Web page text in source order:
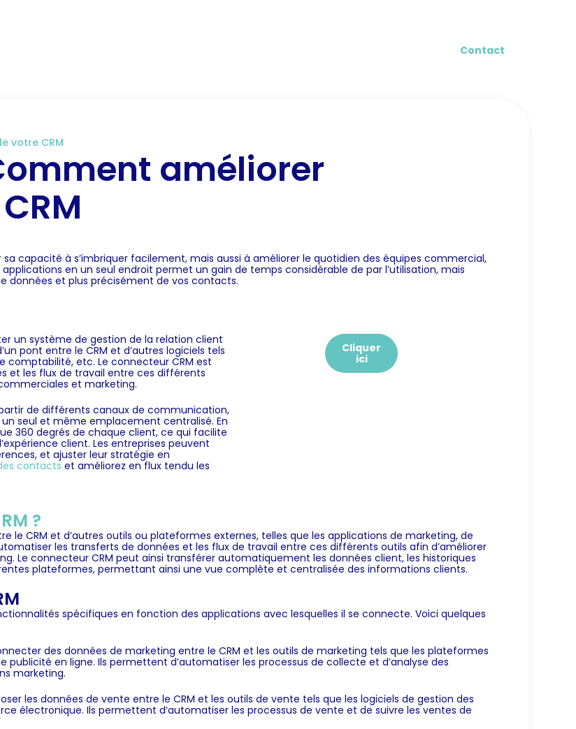
Contact
votre CRM
améliorer
sa capacité à s’imbriquer facilement, mais aussi à améliorer le quotidien des équipes commercial,
en un seul endroit permet un gain de temps considérable de par l’utilisation, mais
données et plus précisément de vos contacts.
un système de gestion de la relation client
pont entre le CRM et d’autres logiciels tels
comptabilité, etc. Le connecteur CRM est
et les flux de travail entre ces différents
et marketing.
de différents canaux de communication,
un seul et même emplacement centralisé. En
360 degrés de chaque client, ce qui facilite
client. Les entreprises peuvent
et ajuster leur stratégie en
contacts et améliorez en flux tendu les
Cliquer
ici
?
le CRM et d’autres outils ou plateformes externes, telles que les applications de marketing, de
les transferts de données et les flux de travail entre ces différents outils afin d’améliorer
Le connecteur CRM peut ainsi transférer automatiquement les données client, les historiques
plateformes, permettant ainsi une vue complète et centralisée des informations clients.
spécifiques en fonction des applications avec lesquelles il se connecte. Voici quelques
des données de marketing entre le CRM et les outils de marketing tels que les plateformes
publicité en ligne. Ils permettent d’automatiser les processus de collecte et d’analyse des
marketing.
les données de vente entre le CRM et les outils de vente tels que les logiciels de gestion des
électronique. Ils permettent d’automatiser les processus de vente et de suivre les ventes de